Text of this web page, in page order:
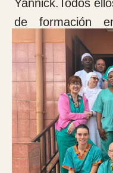
protocolizado los pases de
de farmacia para la
de los controles
etc.
Así mismo hemos
limpieza y ventilación de la
En las consultas
protocolizado la
consultas y las
de citas.